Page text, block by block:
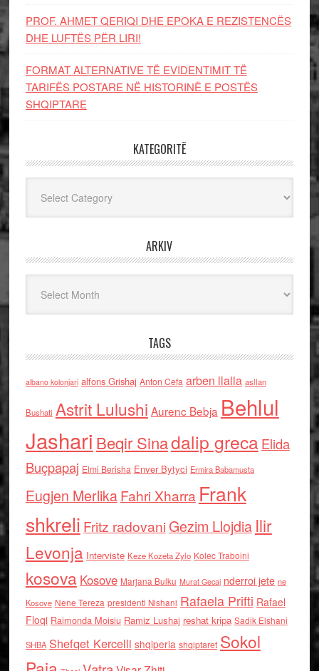
PROF. AHMET QERIQI DHE EPOKA E REZISTENCЁS
DHE LUFTЁS PЁR LIRI!
FORMAT ALTERNATIVE TË EVIDENTIMIT TË
TARIFËS POSTARE NË HISTORINË E POSTËS
SHQIPTARE
KATEGORITË
ARKIV
TAGS
albano kolonjari alfons Grishaj Anton Cefa arben llalla asllan
Bushati Astrit Lulushi Aurenc Bebja Behlul
Jashari Beqir Sinadalip grecaElida
Buçpapaj Elmi Berisha Enver Bytyci Ermira Babamusta
Eugjen MerlikaFahri Xharra Frank
shkreli Fritz radovaniGezim Llojdia Ilir
Levonja Interviste Keze Kozeta Zylo Kolec Traboini
kosova Kosove Marjana Bulku Murat Gecaj nderroi jete ne
Kosove Nene Tereza presidenti Nishani Rafaela Prifti Rafael
Floqi Raimonda Moisiu Ramiz Lushaj reshat kripa Sadik Elshani
SHBA Shefqet Kercelli shqiperia shqiptaret Sokol